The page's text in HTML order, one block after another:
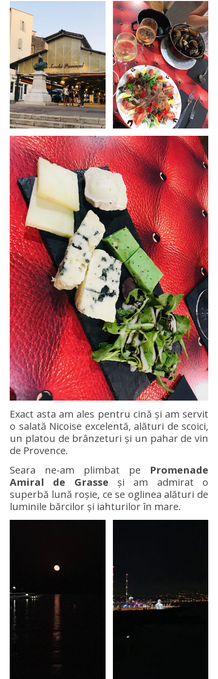
Exact asta am ales pentru cină și am servit
o salată Nicoise excelentă, alături de scoici,
un platou de brânzeturi și un pahar de vin
de Provence.
Seara ne-am plimbat pe Promenade
Amiral de Grasse și am admirat o
superbă lună roșie, ce se oglinea alături de
luminile bărcilor și iahturilor în mare.